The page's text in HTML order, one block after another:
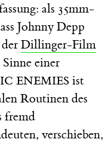
als 35mm-
Johnny Depp
Dillinger-Film
einer
ENEMIES ist
Routinen des
fremd
verschieben,